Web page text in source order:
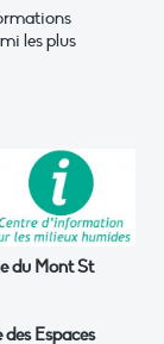
les plus
du Mont St
Espaces